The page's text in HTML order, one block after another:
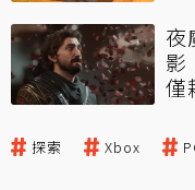
夜
影
僅
探索 Xbox